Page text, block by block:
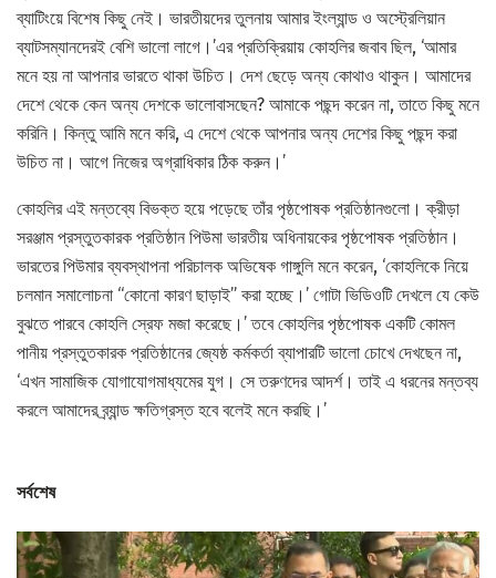
ব্যাটিংয়ে বিশেষ কিছু নেই। ভারতীয়দের তুলনায় আমার ইংল্যান্ড ও অস্ট্রেলিয়ান
ব্যাটসম্যানদেরই বেশি ভালো লাগে।’এর প্রতিক্রিয়ায় কোহলির জবাব ছিল, ‘আমার
মনে হয় না আপনার ভারতে থাকা উচিত। দেশ ছেড়ে অন্য কোথাও থাকুন। আমাদের
দেশে থেকে কেন অন্য দেশকে ভালোবাসছেন? আমাকে পছন্দ করেন না, তাতে কিছু মনে
করিনি। কিন্তু আমি মনে করি, এ দেশে থেকে আপনার অন্য দেশের কিছু পছন্দ করা
উচিত না। আগে নিজের অগ্রাধিকার ঠিক করুন।’
কোহলির এই মন্তব্যে বিভক্ত হয়ে পড়েছে তাঁর পৃষ্ঠপোষক প্রতিষ্ঠানগুলো। ক্রীড়া
সরঞ্জাম প্রস্তুতকারক প্রতিষ্ঠান পিউমা ভারতীয় অধিনায়কের পৃষ্ঠপোষক প্রতিষ্ঠান।
ভারতের পিউমার ব্যবস্থাপনা পরিচালক অভিষেক গাঙ্গুলি মনে করেন, ‘কোহলিকে নিয়ে
চলমান সমালোচনা “কোনো কারণ ছাড়াই” করা হচ্ছে।’ গোটা ভিডিওটি দেখলে যে কেউ
বুঝতে পারবে কোহলি স্রেফ মজা করেছে।’ তবে কোহলির পৃষ্ঠপোষক একটি কোমল
পানীয় প্রস্তুতকারক প্রতিষ্ঠানের জ্যেষ্ঠ কর্মকর্তা ব্যাপারটি ভালো চোখে দেখছেন না,
‘এখন সামাজিক যোগাযোগমাধ্যমের যুগ। সে তরুণদের আদর্শ। তাই এ ধরনের মন্তব্য
করলে আমাদের ব্র্যান্ড ক্ষতিগ্রস্ত হবে বলেই মনে করছি।’
সর্বশেষ